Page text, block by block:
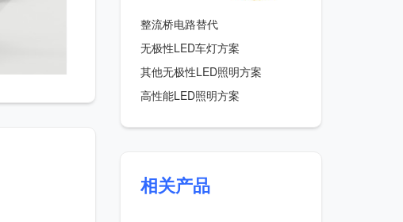
整流桥电路替代
无极性LED车灯方案
其他无极性LED照明方案
高性能LED照明方案
相关产品